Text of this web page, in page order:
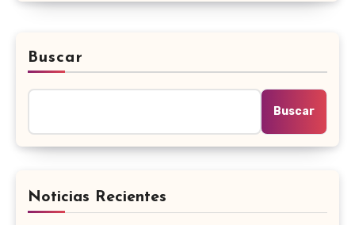
Buscar
Buscar
Noticias Recientes